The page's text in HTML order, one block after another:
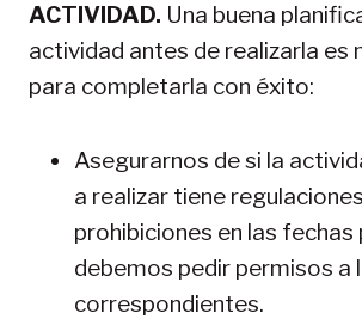
ACTIVIDAD. Una buena
actividad antes de realizarla es
para completarla con éxito:
Asegurarnos de si la
a realizar tiene
prohibiciones en las fechas
debemos pedir permisos a
correspondientes.